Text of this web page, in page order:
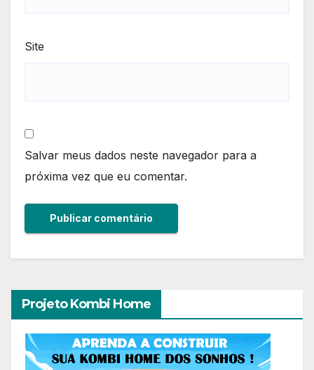
Site
Salvar meus dados neste navegador para a
próxima vez que eu comentar.
Projeto Kombi Home